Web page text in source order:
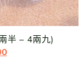
半 – 4兩九)